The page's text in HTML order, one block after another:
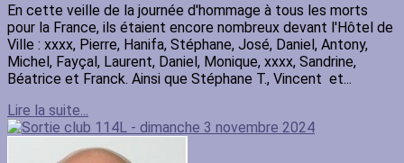
En cette veille de la journée d'hommage à tous les morts
pour la France, ils étaient encore nombreux devant l'Hôtel de
Ville : xxxx, Pierre, Hanifa, Stéphane, José, Daniel, Antony,
Michel, Fayçal, Laurent, Daniel, Monique, xxxx, Sandrine,
Béatrice et Franck. Ainsi que Stéphane T., Vincent et...
Lire la suite...